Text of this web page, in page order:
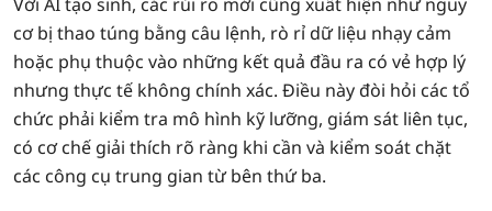
cơ bị thao túng bằng câu lệnh, rò rỉ dữ liệu nhạy cảm
hoặc phụ thuộc vào những kết quả đầu ra có vẻ hợp lý
nhưng thực tế không chính xác. Điều này đòi hỏi các tổ
chức phải kiểm tra mô hình kỹ lưỡng, giám sát liên tục,
có cơ chế giải thích rõ ràng khi cần và kiểm soát chặt
các công cụ trung gian từ bên thứ ba.